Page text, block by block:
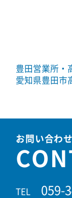
豊田営業所・
愛知県豊田市
お問い合わせ
TEL 059-